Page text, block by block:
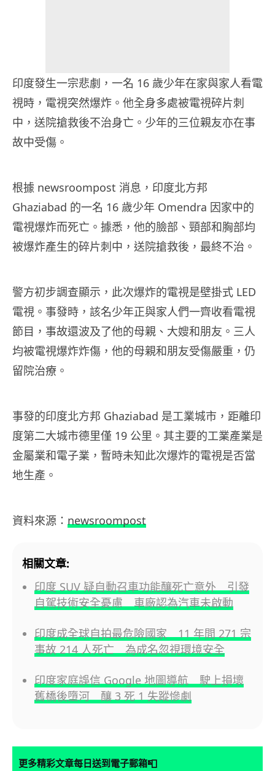
印度發生一宗悲劇，一名 16 歲少年在家與家人看電
視時，電視突然爆炸。他全身多處被電視碎片刺
中，送院搶救後不治身亡。少年的三位親友亦在事
故中受傷。
根據 newsroompost 消息，印度北方邦
Ghaziabad 的一名 16 歲少年 Omendra 因家中的
電視爆炸而死亡。據悉，他的臉部、頸部和胸部均
被爆炸產生的碎片刺中，送院搶救後，最終不治。
警方初步調查顯示，此次爆炸的電視是壁掛式 LED
電視。事發時，該名少年正與家人們一齊收看電視
節目，事故還波及了他的母親、大嫂和朋友。三人
均被電視爆炸炸傷，他的母親和朋友受傷嚴重，仍
留院治療。
事發的印度北方邦 Ghaziabad 是工業城市，距離印
度第二大城市德里僅 19 公里。其主要的工業產業是
金屬業和電子業，暫時未知此次爆炸的電視是否當
地生產。
資料來源： newsroompost
相關文章:
印度 SUV 疑自動召車功能釀死亡意外 引發
自駕技術安全憂慮 車廠認為汽車未啟動
印度成全球自拍最危險國家 11 年間 271 宗
事故 214 人死亡 為成名忽視環境安全
印度家庭誤信 Google 地圖導航 駛上損壞
舊橋後墮河 釀 3 死 1 失蹤慘劇
更多精彩文章每日送到電子郵箱📮